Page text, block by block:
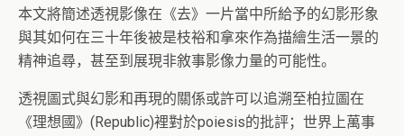
本文將簡述透視影像在《去》一片當中所給予的幻影形象
與其如何在三十年後被是枝裕和拿來作為描繪生活一景的
精神追尋，甚至到展現非敘事影像力量的可能性。
透視圖式與幻影和再現的關係或許可以追溯至柏拉圖在
《理想國》(Republic)裡對於poiesis的批評；世界上萬事